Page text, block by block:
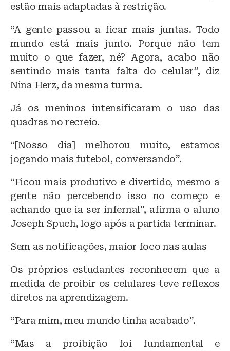
estão mais adaptadas à restrição.
“A gente passou a ficar mais juntas. Todo
mundo está mais junto. Porque não tem
muito o que fazer, né? Agora, acabo não
sentindo mais tanta falta do celular”, diz
Nina Herz, da mesma turma.
Já os meninos intensificaram o uso das
quadras no recreio.
“[Nosso dia] melhorou muito, estamos
jogando mais futebol, conversando”.
“Ficou mais produtivo e divertido, mesmo a
gente não percebendo isso no começo e
achando que ia ser infernal”, afirma o aluno
Joseph Spuch, logo após a partida terminar.
Sem as notificações, maior foco nas aulas
Os próprios estudantes reconhecem que a
medida de proibir os celulares teve reflexos
diretos na aprendizagem.
“Para mim, meu mundo tinha acabado”.
“Mas a proibição foi fundamental e